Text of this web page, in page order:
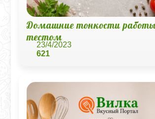
Домашние тонкости
тестом
23/4/2023
621